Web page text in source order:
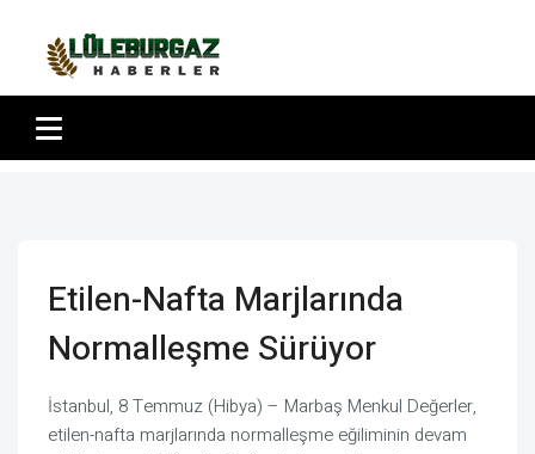
Etilen-Nafta Marjlarında
Normalleşme Sürüyor
İstanbul, 8 Temmuz (Hibya) – Marbaş Menkul Değerler,
etilen-nafta marjlarında normalleşme eğiliminin devam